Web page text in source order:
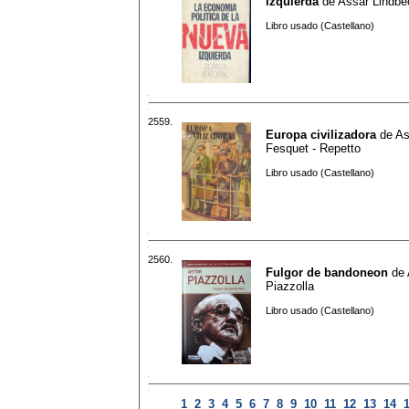
Libro usado (Castellano)
2559.
Europa civilizadora de
Fesquet - Repetto
Libro usado (Castellano)
2560.
Fulgor de bandoneon de
Piazzolla
Libro usado (Castellano)
1 2 3 4 5 6 7 8 9 10 11 12 13 14